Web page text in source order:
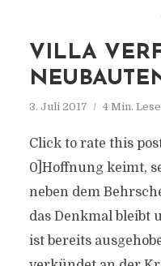
VILLA
3. Juli 2017 4 Min.
Click to rate this
0]Hoffnung keimt,
neben dem
das Denkmal bleibt
ist bereits